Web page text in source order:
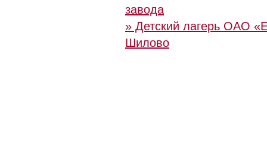
завода
» Детский лагерь ОАО
Шилово